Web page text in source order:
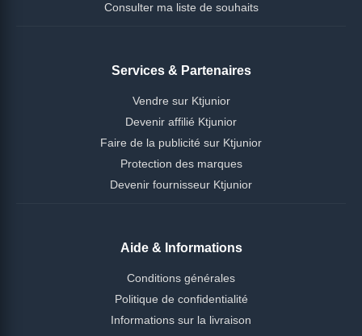
Consulter ma liste de souhaits
Services & Partenaires
Vendre sur Ktjunior
Devenir affilié Ktjunior
Faire de la publicité sur Ktjunior
Protection des marques
Devenir fournisseur Ktjunior
Aide & Informations
Conditions générales
Politique de confidentialité
Informations sur la livraison